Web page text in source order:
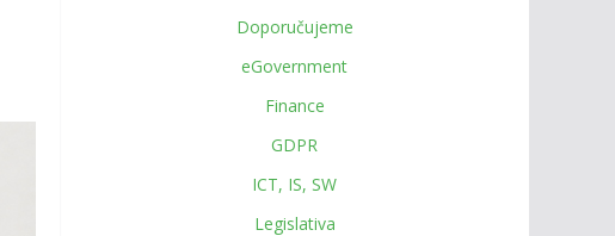
Doporučujeme
eGovernment
Finance
GDPR
ICT, IS, SW
Legislativa